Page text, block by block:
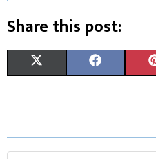
Share this post:
R
W R
E